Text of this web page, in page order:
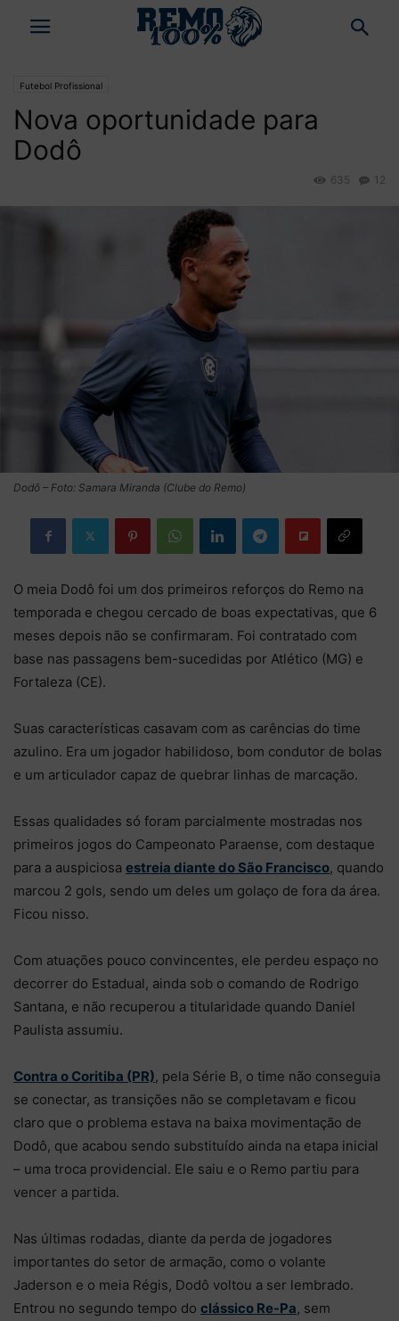
Futebol Profissional
Nova oportunidade para
Dodô
12
635
Dodô – Foto: Samara Miranda (Clube do Remo)
O meia Dodô foi um dos primeiros reforços do Remo na
temporada e chegou cercado de boas expectativas, que 6
meses depois não se confirmaram. Foi contratado com
base nas passagens bem-sucedidas por Atlético (MG) e
Fortaleza (CE).
Suas características casavam com as carências do time
azulino. Era um jogador habilidoso, bom condutor de bolas
e um articulador capaz de quebrar linhas de marcação.
Essas qualidades só foram parcialmente mostradas nos
primeiros jogos do Campeonato Paraense, com destaque
para a auspiciosa estreia diante do São Francisco, quando
marcou 2 gols, sendo um deles um golaço de fora da área.
Ficou nisso.
Com atuações pouco convincentes, ele perdeu espaço no
decorrer do Estadual, ainda sob o comando de Rodrigo
Santana, e não recuperou a titularidade quando Daniel
Paulista assumiu.
Contra o Coritiba (PR), pela Série B, o time não conseguia
se conectar, as transições não se completavam e ficou
claro que o problema estava na baixa movimentação de
Dodô, que acabou sendo substituído ainda na etapa inicial
– uma troca providencial. Ele saiu e o Remo partiu para
vencer a partida.
Nas últimas rodadas, diante da perda de jogadores
importantes do setor de armação, como o volante
Jaderson e o meia Régis, Dodô voltou a ser lembrado.
Entrou no segundo tempo do clássico Re-Pa, sem